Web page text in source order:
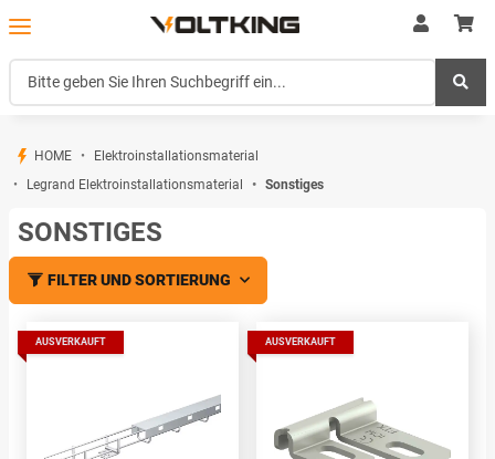
HOME
Elektroinstallationsmaterial
Legrand Elektroinstallationsmaterial
Sonstiges
SONSTIGES
FILTER UND SORTIERUNG
AUSVERKAUFT AUSVERKAUFT